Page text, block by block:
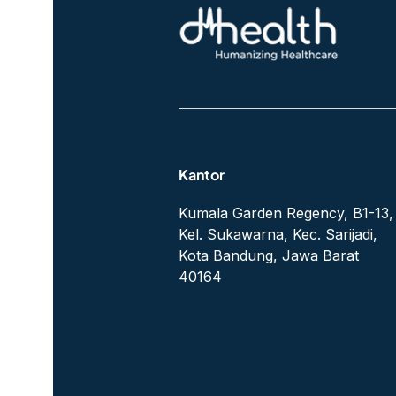
Kantor
Kumala Garden Regency, B1-13,
Kel. Sukawarna, Kec. Sarijadi,
Kota Bandung, Jawa Barat
40164